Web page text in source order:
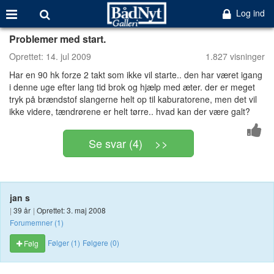
Log ind
Problemer med start.
Oprettet: 14. jul 2009
1.827 visninger
Har en 90 hk forze 2 takt som ikke vil starte.. den har været igang
i denne uge efter lang tid brok og hjælp med æter. der er meget
tryk på brændstof slangerne helt op til kaburatorene, men det vil
ikke videre, tændrørene er helt tørre.. hvad kan der være galt?
Se svar (4) >>
jan s
| 39 år | Oprettet: 3. maj 2008
Forumemner (1)
Følg
Følger (1) Følgere (0)